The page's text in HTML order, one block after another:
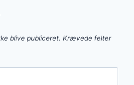
blive publiceret. Krævede felter